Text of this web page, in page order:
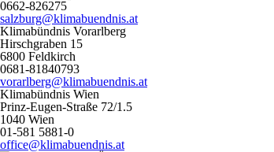
0662-826275
salzburg@klimabuendnis.at
Klimabündnis Vorarlberg
Hirschgraben 15
6800 Feldkirch
0681-81840793
vorarlberg@klimabuendnis.at
Klimabündnis Wien
Prinz-Eugen-Straße 72/1.5
1040 Wien
01-581 5881-0
office@klimabuendnis.at